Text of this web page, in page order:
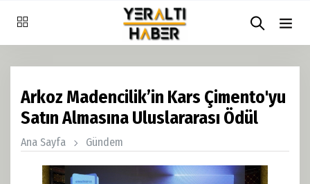
Arkoz Madencilik’in Kars Çimento'yu
Satın Almasına Uluslararası Ödül
Ana Sayfa Gündem